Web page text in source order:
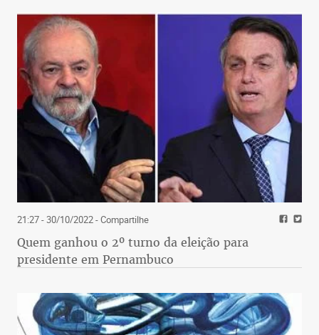
21:27 - 30/10/2022- Compartilhe
Quem ganhou o 2º turno da eleição para
presidente em Pernambuco